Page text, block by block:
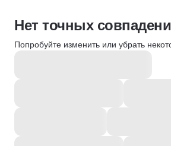
Нет точных
Попробуйте изменить или убрать